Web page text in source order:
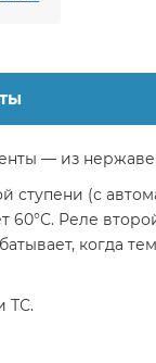
— из
ступени (с
60°С. Реле
когда
ТС.